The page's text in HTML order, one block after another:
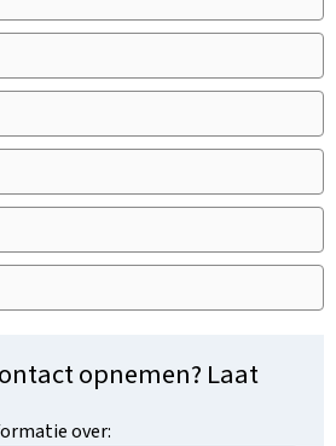
opnemen? Laat
over: